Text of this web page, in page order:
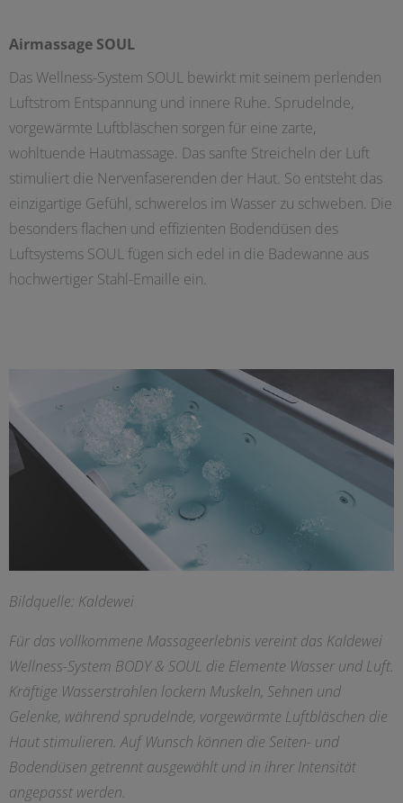
Airmassage SOUL
Das Wellness-System SOUL bewirkt mit seinem perlenden
Luftstrom Entspannung und innere Ruhe. Sprudelnde,
vorgewärmte Luftbläschen sorgen für eine zarte,
wohltuende Hautmassage. Das sanfte Streicheln der Luft
stimuliert die Nervenfaserenden der Haut. So entsteht das
einzigartige Gefühl, schwerelos im Wasser zu schweben. Die
besonders flachen und effizienten Bodendüsen des
Luftsystems SOUL fügen sich edel in die Badewanne aus
hochwertiger Stahl-Emaille ein.
Bildquelle: Kaldewei
Für das vollkommene Massageerlebnis vereint das Kaldewei
Wellness-System BODY & SOUL die Elemente Wasser und Luft.
Kräftige Wasserstrahlen lockern Muskeln, Sehnen und
Gelenke, während sprudelnde, vorgewärmte Luftbläschen die
Haut stimulieren. Auf Wunsch können die Seiten- und
Bodendüsen getrennt ausgewählt und in ihrer Intensität
angepasst werden.